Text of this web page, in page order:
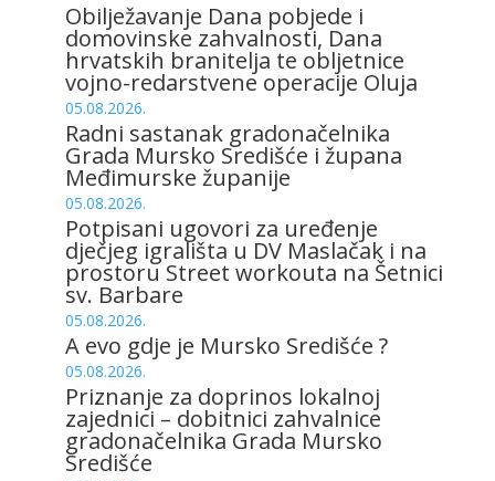
Obilježavanje Dana pobjede i
domovinske zahvalnosti, Dana
hrvatskih branitelja te obljetnice
vojno-redarstvene operacije Oluja
05.08.2026.
Radni sastanak gradonačelnika
Grada Mursko Središće i župana
Međimurske županije
05.08.2026.
Potpisani ugovori za uređenje
dječjeg igrališta u DV Maslačak i na
prostoru Street workouta na Šetnici
sv. Barbare
05.08.2026.
A evo gdje je Mursko Središće ?
05.08.2026.
Priznanje za doprinos lokalnoj
zajednici – dobitnici zahvalnice
gradonačelnika Grada Mursko
Središće